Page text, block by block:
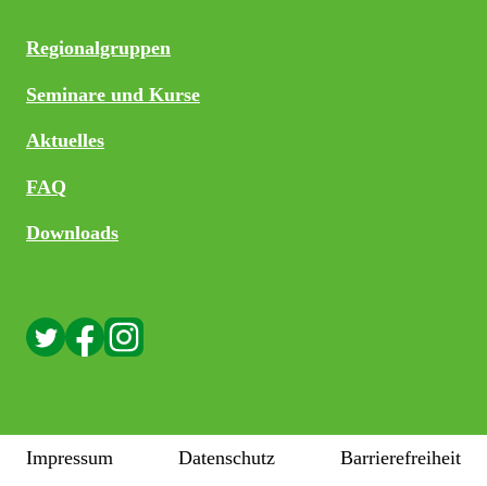
Regionalgruppen
Seminare und Kurse
Aktuelles
FAQ
Downloads
Impressum Datenschutz
Barrierefreiheit